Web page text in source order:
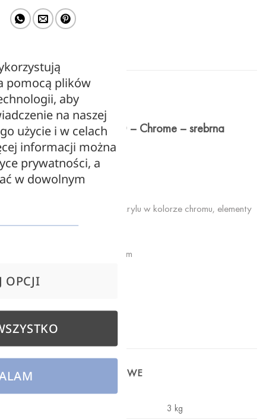
OPIS
Lampa wisząca Bolla 40 – Chrome – srebrna
Średnica 40 cm
Kolor: chromowany
Materiał: klosz wykonany z akrylu w kolorze chromu, elementy
metalowe
Długość podwieszenia: 200 cm
E27 LED max 8W
INFORMACJE DODATKOWE
3 kg
pomocą plików
aby
na naszej
użycie i w celach
informacji można
prywatności, a
w dowolnym
OPCJI